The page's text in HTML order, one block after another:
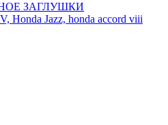
ЗАГЛУШКИ
Jazz, honda accord viii